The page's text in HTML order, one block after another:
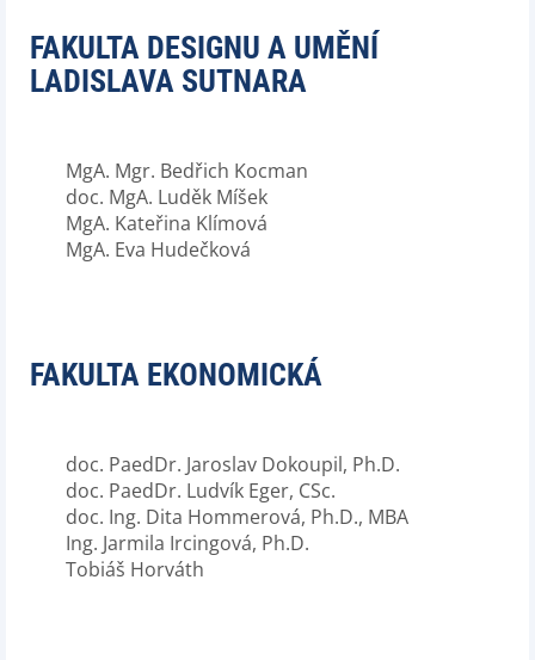
FAKULTA DESIGNU A UMĚNÍ
LADISLAVA SUTNARA
MgA. Mgr. Bedřich Kocman
doc. MgA. Luděk Míšek
MgA. Kateřina Klímová
MgA. Eva Hudečková
FAKULTA EKONOMICKÁ
doc. PaedDr. Jaroslav Dokoupil, Ph.D.
doc. PaedDr. Ludvík Eger, CSc.
doc. Ing. Dita Hommerová, Ph.D., MBA
Ing. Jarmila Ircingová, Ph.D.
Tobiáš Horváth